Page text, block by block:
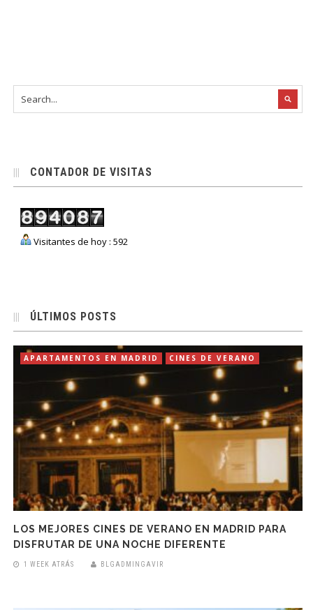
CONTADOR DE VISITAS
Visitantes de hoy : 592
ÚLTIMOS POSTS
APARTAMENTOS EN MADRID CINES DE VERANO
LOS MEJORES CINES DE VERANO EN MADRID PARA
DISFRUTAR DE UNA NOCHE DIFERENTE
1 WEEK ATRÁS BLGADMINGAVIR